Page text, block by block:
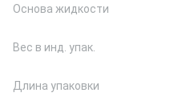
Основа жидкости
Вес в инд. упак.
Длина упаковки